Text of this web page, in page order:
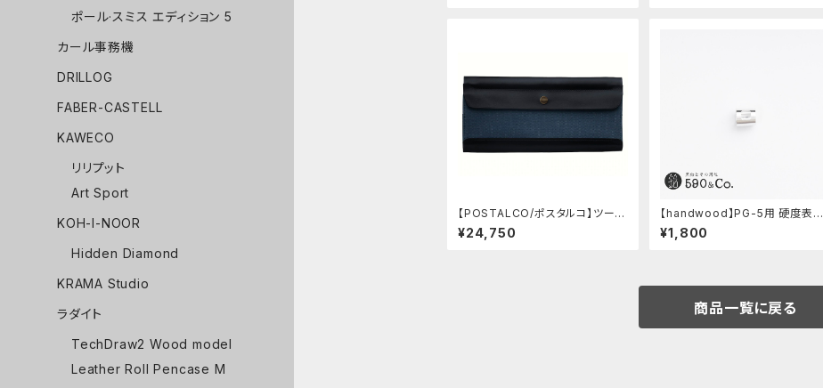
【POSTALCO/ポスタルコ】ツール
ボックス (Navy Blue)
¥24,750
【handwood】PG-5用 硬度表示
窓 (超超ジュラルミン/正方形)
¥1,800
商品一覧に戻る
ポール·スミス エディション 5
カール事務機
DRILLOG
FABER-CASTELL
KAWECO
リリプット
Art Sport
KOH-I-NOOR
Hidden Diamond
KRAMA Studio
ラダイト
TechDraw2 Wood model
Leather Roll Pencase M